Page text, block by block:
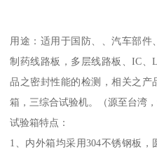
用途：适用于国防、、汽车部件
制药线路板，多层线路板、IC
品之密封性能的检测，相关之
箱，三综合试验机。（源至台湾
试验箱特点：
1、内外箱均采用304不锈钢板